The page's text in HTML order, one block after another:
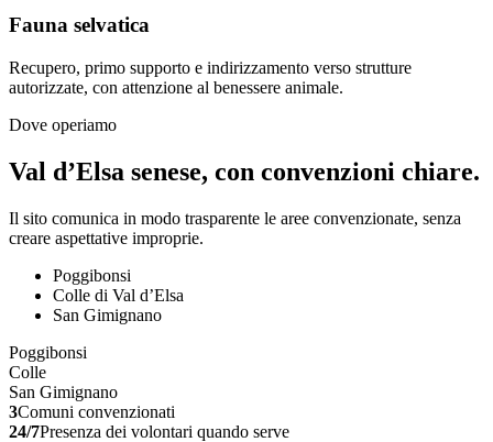
Fauna selvatica
Recupero, primo supporto e indirizzamento verso strutture
autorizzate, con attenzione al benessere animale.
Dove operiamo
Val d’Elsa senese, con convenzioni chiare.
Il sito comunica in modo trasparente le aree convenzionate, senza
creare aspettative improprie.
Poggibonsi
Colle di Val d’Elsa
San Gimignano
Poggibonsi
Colle
San Gimignano
3Comuni convenzionati
24/7Presenza dei volontari quando serve